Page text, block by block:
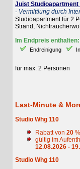
Juist Studioapartment
- Vermittlung durch
Studioapartment für 2
Strand,
Im Endpreis enthalten:
Endreinigung
für max. 2 Personen
Last-Minute & More
Studio Whg 110
Rabatt von20% auf
gültig im
12.08.2026 -
Studio Whg 110